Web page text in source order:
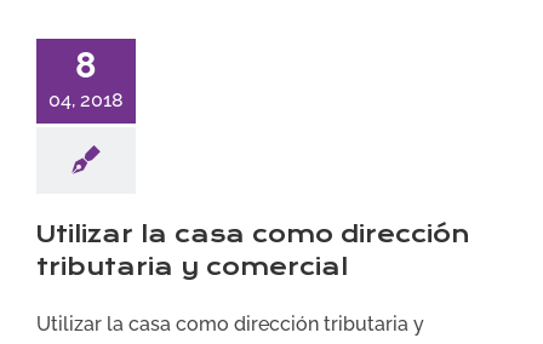
8
04, 2018
Utilizar la casa como dirección
tributaria y comercial
Utilizar la casa como dirección tributaria y